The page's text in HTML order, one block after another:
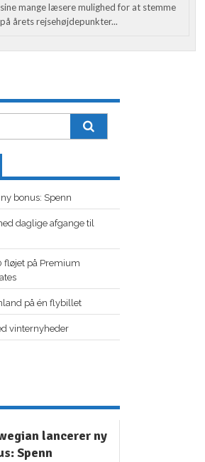
sine mange læsere mulighed for at stemme
på årets rejsehøjdepunkter...
bonus: Spenn
daglige afgange til
fløjet på Premium
på én flybillet
vinternyheder
lancerer ny
Spenn